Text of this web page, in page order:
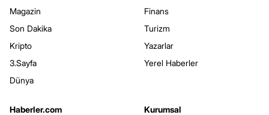
Magazin
Son Dakika
Kripto
3.Sayfa
Dünya
Finans
Turizm
Yazarlar
Yerel Haberler
Haberler.com
Kurumsal